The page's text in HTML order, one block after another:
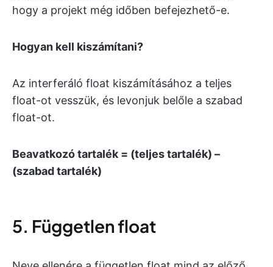
hogy a projekt még időben befejezhető-e.
Hogyan kell kiszámítani?
Az interferáló float kiszámításához a teljes
float-ot vesszük, és levonjuk belőle a szabad
float-ot.
Beavatkozó tartalék = (teljes tartalék) –
(szabad tartalék)
5. Független float